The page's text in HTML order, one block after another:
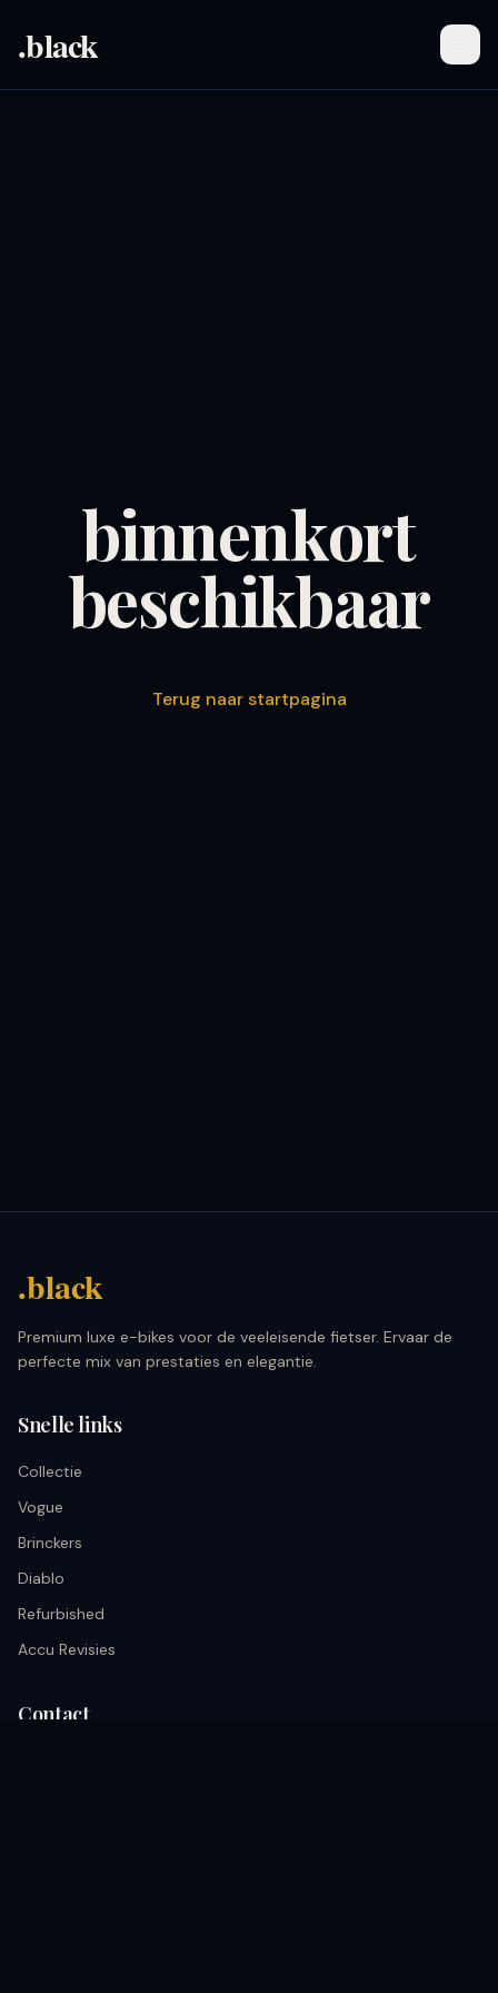
.black
binnenkort
beschikbaar
Terug naar startpagina
.black
Premium luxe e-bikes voor de veeleisende fietser. Ervaar de
perfecte mix van prestaties en elegantie.
Snelle links
Collectie
Vogue
Brinckers
Diablo
Refurbished
Accu Revisies
Contact